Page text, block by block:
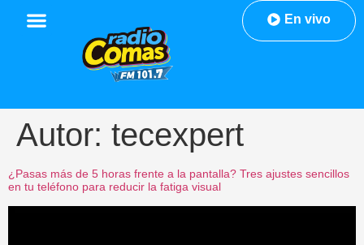
En vivo
Autor: tecexpert
¿Pasas más de 5 horas frente a la pantalla? Tres ajustes sencillos
en tu teléfono para reducir la fatiga visual